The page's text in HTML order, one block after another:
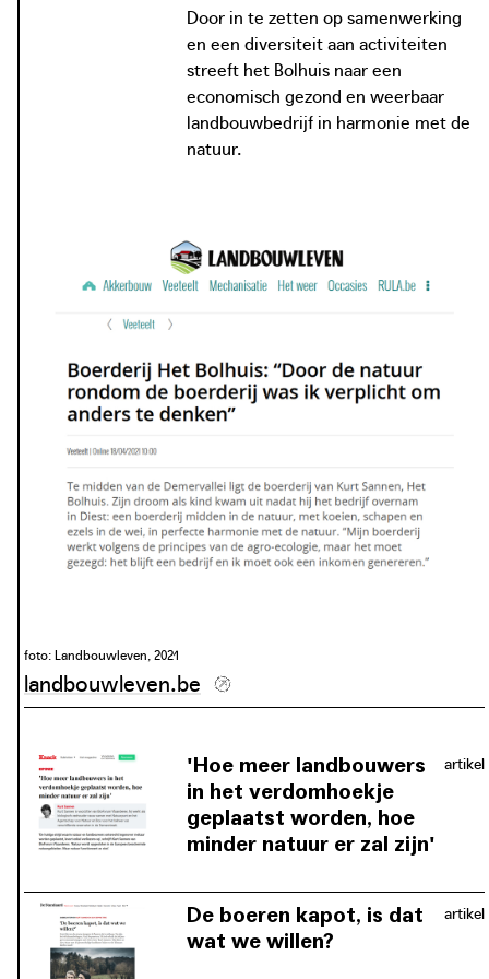
Door in te zetten op samenwerking
en een diversiteit aan activiteiten
streeft het Bolhuis naar een
economisch gezond en weerbaar
landbouwbedrijf in harmonie met de
natuur.
foto: Landbouwleven, 2021
landbouwleven.be
artikel
'Hoe meer landbouwers
in het verdomhoekje
geplaatst worden, hoe
minder natuur er zal zijn'
het mogelijk is een economisch beleid
te voeren dat boeren een volwaardig
inkomen geeft voor hun inspanningen
artikel
De boeren kapot, is dat
wat we willen?